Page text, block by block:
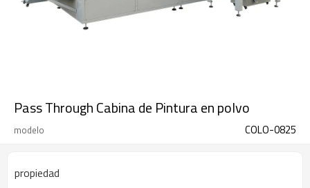
Pass Through Cabina de Pintura en polvo
modelo COLO-0825
propiedad